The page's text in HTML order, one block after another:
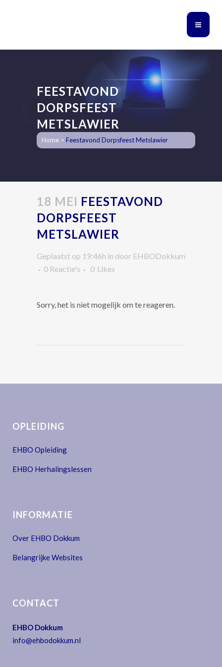
FEESTAVOND
DORPSFEEST
METSLAWIER
Home > Feestavond Dorpsfeest Metslawier
18 MEI FEESTAVOND
DORPSFEEST
METSLAWIER
Geplaatst op 19:46h in door EHBODokkum
0 Reactie's
0 Likes
Sorry, het is niet mogelijk om te reageren.
OPLEIDING
EHBO Opleiding
EHBO Herhalingslessen
INFORMATIE
Over EHBO Dokkum
Belangrijke Websites
CONTACT
EHBO Dokkum
info@ehbodokkum.nl